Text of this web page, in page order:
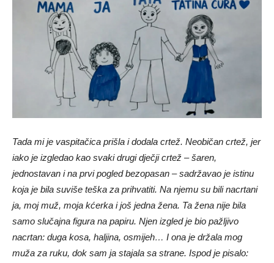
Tada mi je vaspitačica prišla i dodala crtež. Neobičan crtež, jer
iako je izgledao kao svaki drugi dječji crtež – šaren,
jednostavan i na prvi pogled bezopasan – sadržavao je istinu
koja je bila suviše teška za prihvatiti. Na njemu su bili nacrtani
ja, moj muž, moja kćerka i još jedna žena. Ta žena nije bila
samo slučajna figura na papiru. Njen izgled je bio pažljivo
nacrtan: duga kosa, haljina, osmijeh… I ona je držala mog
muža za ruku, dok sam ja stajala sa strane. Ispod je pisalo: